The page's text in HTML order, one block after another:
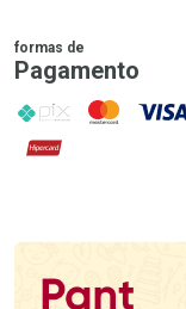
formas de
Pagamento
PIX MasterCard
VISA
Hipercard